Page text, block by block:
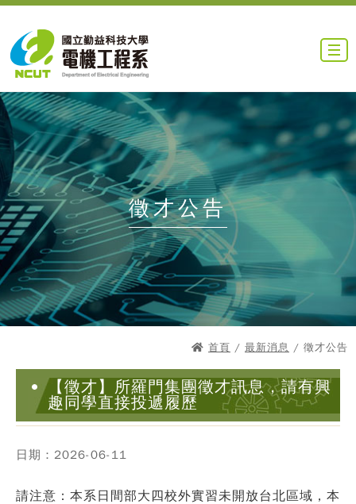
徵才公告
首頁 / 最新消息 / 徵才公告
【徵才】所羅門集團徵才訊息，請有興
趣同學直接投遞履歷
日期：2026-06-11
請注意：本系日間部大四校外實習未開放台北區域，本